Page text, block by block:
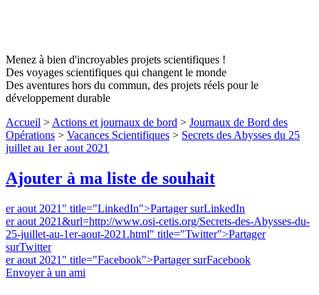
Menez à bien d'incroyables projets scientifiques !
Des voyages scientifiques qui changent le monde
Des aventures hors du commun, des projets réels pour le
développement durable
Accueil > Actions et journaux de bord > Journaux de Bord des
Opérations > Vacances Scientifiques > Secrets des Abysses du 25
juillet au 1er aout 2021
Ajouter à ma liste de souhait
er aout 2021" title="LinkedIn">Partager surLinkedIn
er aout 2021&url=http://www.osi-cetis.org/Secrets-des-Abysses-du-
25-juillet-au-1er-aout-2021.html" title="Twitter">Partager
surTwitter
er aout 2021" title="Facebook">Partager surFacebook
Envoyer à un ami